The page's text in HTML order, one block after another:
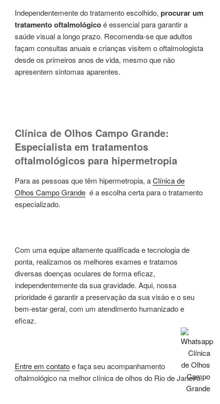
Independentemente do tratamento escolhido, procurar um
tratamento oftalmológicoé essencial para garantir a
saúde visual a longo prazo. Recomenda-se que adultos
façam consultas anuais e crianças visitem o oftalmologista
desde os primeiros anos de vida, mesmo que não
apresentem sintomas aparentes.
Clínica de Olhos Campo Grande:
Especialista em tratamentos
oftalmológicos para hipermetropia
Para as pessoas que têm hipermetropia, aClínica de
Olhos Campo Grande é a escolha certa para o tratamento
especializado.
Com uma equipe altamente qualificada e tecnologia de
ponta, realizamos os melhores exames e tratamos
diversas doenças oculares de forma eficaz,
independentemente da sua gravidade. Aqui, nossa
prioridade é garantir a preservação da sua visão e o seu
bem-estar geral, com um atendimento humanizado e
eficaz.
Entre em contatoe faça seu acompanhamento
oftalmológico na melhor clínica de olhos do Rio de Janeiro.